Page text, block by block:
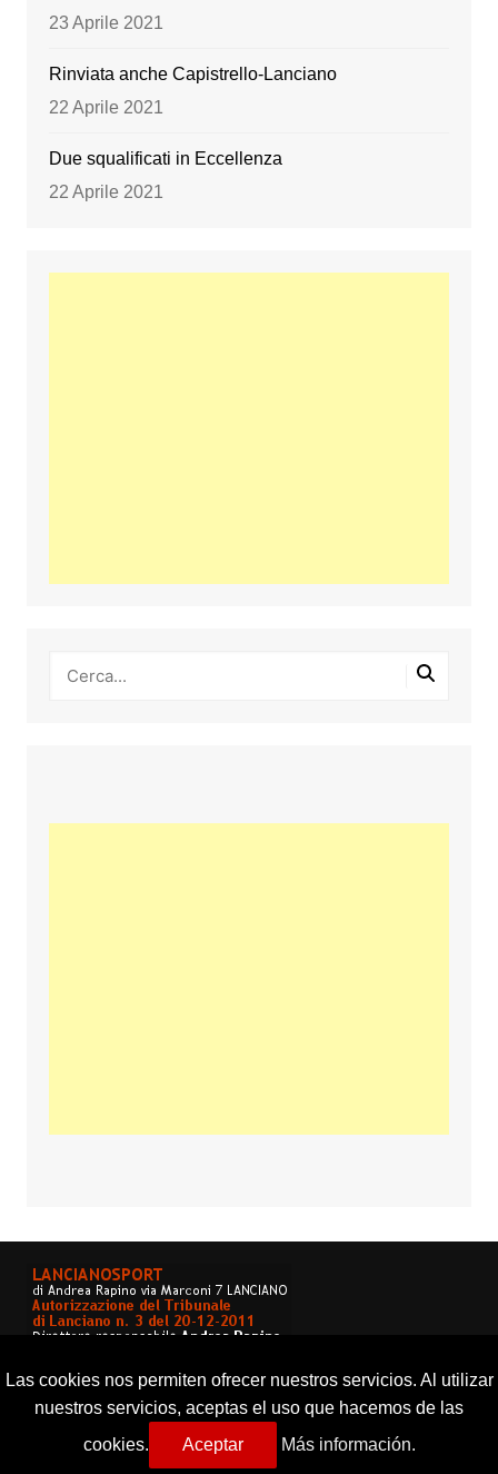
23 Aprile 2021
Rinviata anche Capistrello-Lanciano
22 Aprile 2021
Due squalificati in Eccellenza
22 Aprile 2021
Copyright © 2026 Lancianosport. Tutti i diritti riservati.
Las cookies nos permiten ofrecer nuestros servicios. Al utilizar
nuestros servicios, aceptas el uso que hacemos de las
cookies.
Aceptar Más información.